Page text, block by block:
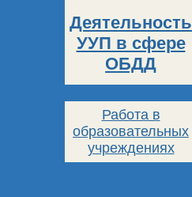
Деятельность
УУП в сфере
ОБДД
Работа в
образовательных
учреждениях